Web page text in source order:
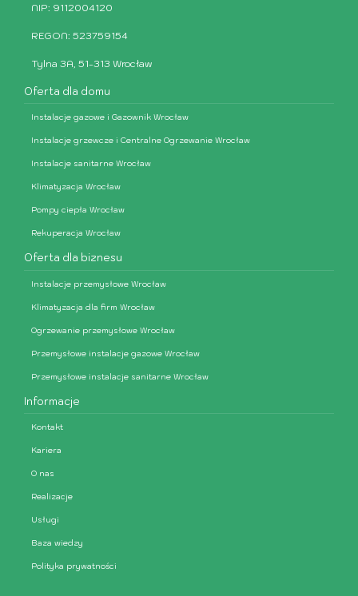
NIP: 9112004120
REGON: 523759154
Tylna 3A, 51-313 Wrocław
Oferta dla domu
Instalacje gazowe i Gazownik Wrocław
Instalacje grzewcze i Centralne Ogrzewanie Wrocław
Instalacje sanitarne Wrocław
Klimatyzacja Wrocław
Pompy ciepła Wrocław
Rekuperacja Wrocław
Oferta dla biznesu
Instalacje przemysłowe Wrocław
Klimatyzacja dla firm Wrocław
Ogrzewanie przemysłowe Wrocław
Przemysłowe instalacje gazowe Wrocław
Przemysłowe instalacje sanitarne Wrocław
Informacje
Kontakt
Kariera
O nas
Realizacje
Usługi
Baza wiedzy
Polityka prywatności